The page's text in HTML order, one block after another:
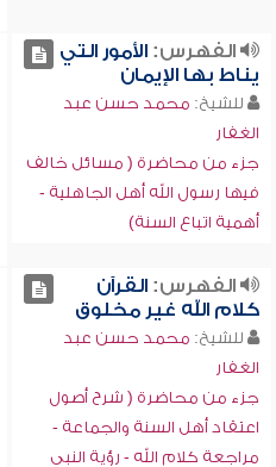
الفهرس:الأمور التي
يناط بها الإيمان
للشيخ: محمد حسن عبد
الغفار
جزء من محاضرة ( مسائل خالف
فيها رسول الله أهل الجاهلية -
أهمية اتباع السنة)
الفهرس:القرآن
كلام الله غير مخلوق
للشيخ: محمد حسن عبد
الغفار
جزء من محاضرة ( شرح أصول
اعتقاد أهل السنة والجماعة -
مراجعة كلام الله - رؤية النبي